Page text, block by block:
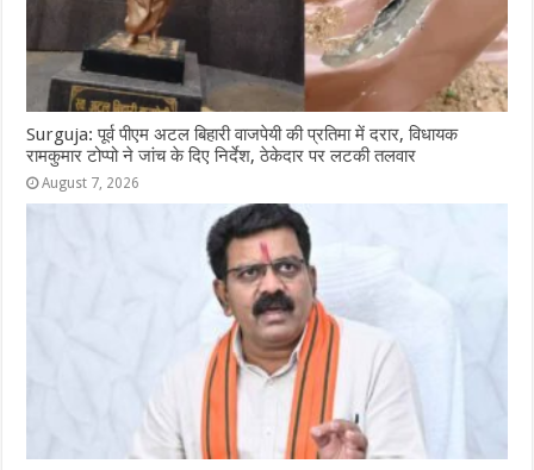
Surguja: पूर्व पीएम अटल बिहारी वाजपेयी की प्रतिमा में दरार, विधायक
रामकुमार टोप्पो ने जांच के दिए निर्देश, ठेकेदार पर लटकी तलवार
August 7, 2026